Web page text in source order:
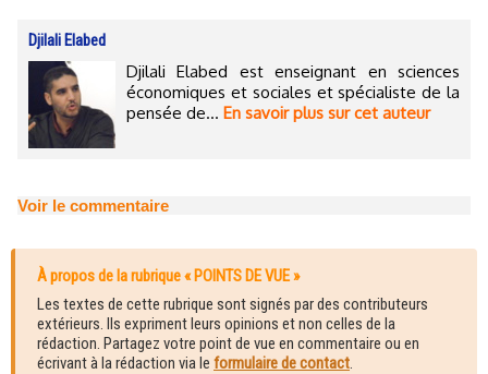
Djilali Elabed
Djilali Elabed est enseignant en sciences
économiques et sociales et spécialiste de la
pensée de... En savoir plus sur cet auteur
Voir le commentaire
À propos de la rubrique « POINTS DE VUE »
Les textes de cette rubrique sont signés par des contributeurs
extérieurs. Ils expriment leurs opinions et non celles de la
rédaction. Partagez votre point de vue en commentaire ou en
écrivant à la rédaction via le formulaire de contact.